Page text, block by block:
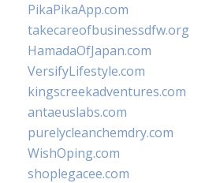
PikaPikaApp.com
takecareofbusinessdfw.org
HamadaOfJapan.com
VersifyLifestyle.com
kingscreekadventures.com
antaeuslabs.com
purelycleanchemdry.com
WishOping.com
shoplegacee.com